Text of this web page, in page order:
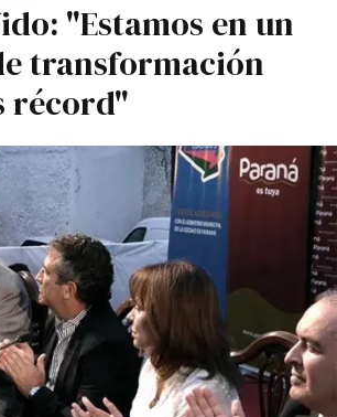
"Estamos en un
transformación
récord"